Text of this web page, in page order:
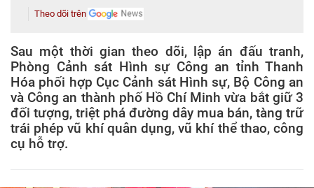
Theo dõi trên
Sau một thời gian theo dõi, lập án đấu tranh,
Phòng Cảnh sát Hình sự Công an tỉnh Thanh
Hóa phối hợp Cục Cảnh sát Hình sự, Bộ Công an
và Công an thành phố Hồ Chí Minh vừa bắt giữ 3
đối tượng, triệt phá đường dây mua bán, tàng trữ
trái phép vũ khí quân dụng, vũ khí thể thao, công
cụ hỗ trợ.